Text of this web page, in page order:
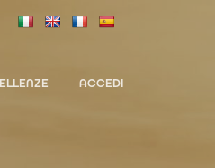
ACCEDI